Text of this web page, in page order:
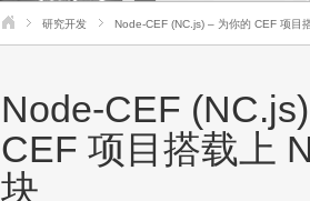
研究开发 Node-CEF (NC.js) – 为你的 CEF 项目
Node-CEF
CEF 项目搭载上
块